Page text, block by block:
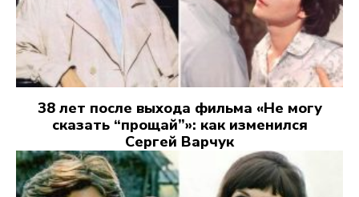
38 лет после выхода фильма «Не могу
сказать “прощай”»: как изменился
Сергей Варчук